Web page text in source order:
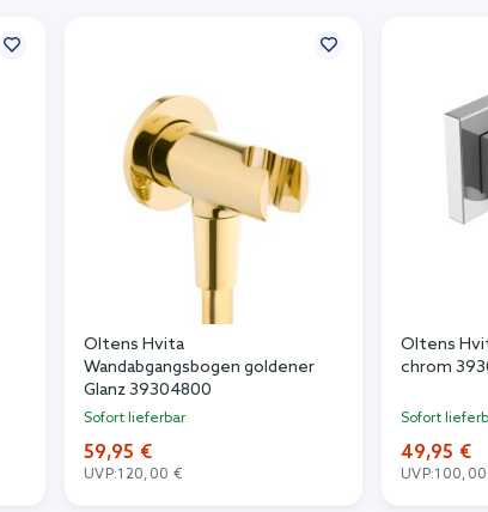
Oltens Hvita
Wandabgangsbogen goldener
Glanz 39304800
Sofort lieferbar
59,95 €
UVP:120,00 €
Oltens
chrom
Sofort
49,95 €
UVP: